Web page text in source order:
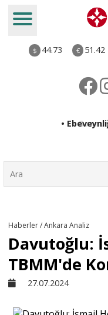
$ 44.73 € 51.42
•
Haberler / Ankara Analiz
Davutoğlu:
TBMM'de
27.07.2024